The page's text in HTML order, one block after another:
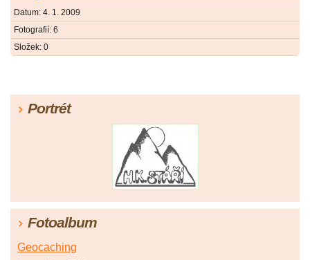
Datum: 4. 1. 2009
Fotografií: 6
Složek: 0
Portrét
Fotoalbum
Geocaching